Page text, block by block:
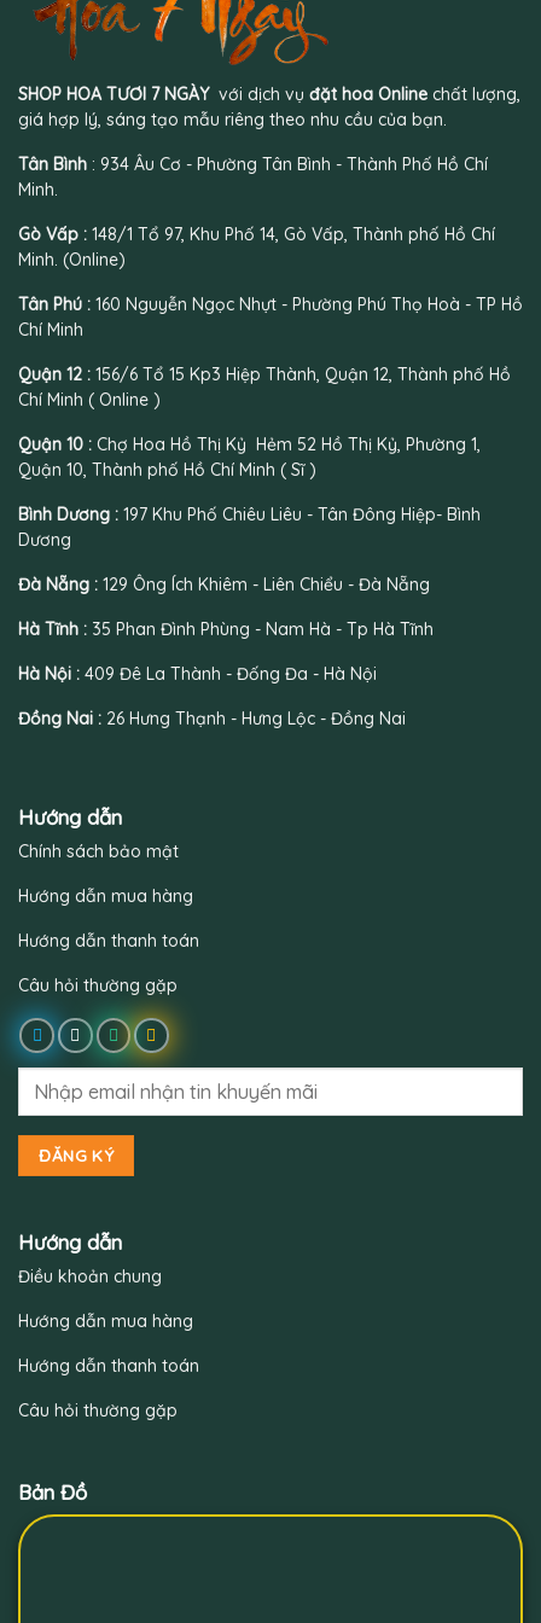
SHOP HOA TƯƠI 7 NGÀY với dịch vụ đặt hoa Online chất lượng,
giá hợp lý, sáng tạo mẫu riêng theo nhu cầu của bạn.
Tân Bình : 934 Âu Cơ - Phường Tân Bình - Thành Phố Hồ Chí
Minh.
Gò Vấp : 148/1 Tổ 97, Khu Phố 14, Gò Vấp, Thành phố Hồ Chí
Minh. (Online)
Tân Phú : 160 Nguyễn Ngọc Nhựt - Phường Phú Thọ Hoà - TP Hồ
Chí Minh
Quận 12 : 156/6 Tổ 15 Kp3 Hiệp Thành, Quận 12, Thành phố Hồ
Chí Minh ( Online )
Quận 10 : Chợ Hoa Hồ Thị Kỷ Hẻm 52 Hồ Thị Kỷ, Phường 1,
Quận 10, Thành phố Hồ Chí Minh ( Sĩ )
Bình Dương : 197 Khu Phố Chiêu Liêu - Tân Đông Hiệp- Bình
Dương
Đà Nẵng : 129 Ông Ích Khiêm - Liên Chiểu - Đà Nẵng
Hà Tĩnh : 35 Phan Đình Phùng - Nam Hà - Tp Hà Tĩnh
Hà Nội : 409 Đê La Thành - Đống Đa - Hà Nội
Đồng Nai : 26 Hưng Thạnh - Hưng Lộc - Đồng Nai
Hướng dẫn
Chính sách bảo mật
Hướng dẫn mua hàng
Hướng dẫn thanh toán
Câu hỏi thường gặp
Hướng dẫn
Điều khoản chung
Hướng dẫn mua hàng
Hướng dẫn thanh toán
Câu hỏi thường gặp
Bản Đồ